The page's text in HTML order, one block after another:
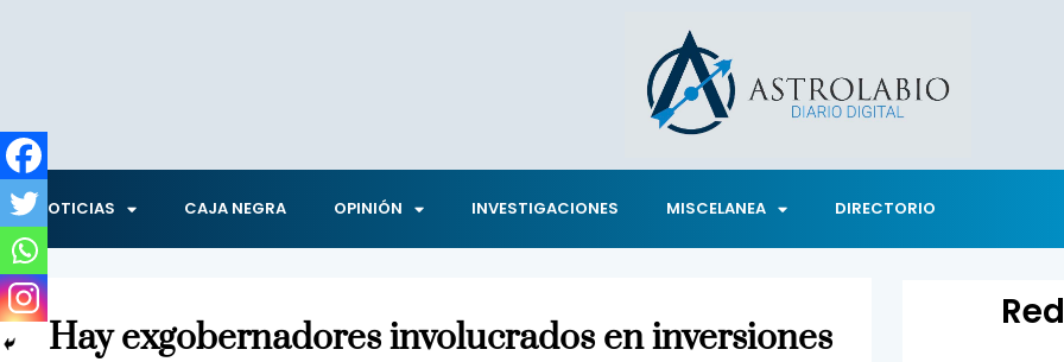
NOTICIAS CAJA NEGRA OPINIÓN INVESTIGACIONES MISCELANEA DIRECTORIO
Hay exgobernadores involucrados en inversiones